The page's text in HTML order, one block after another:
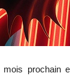
prochain